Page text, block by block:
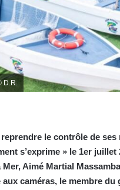
D.R.
le contrôle de
s’exprime » le 1er
Aimé Martial
caméras, le membre